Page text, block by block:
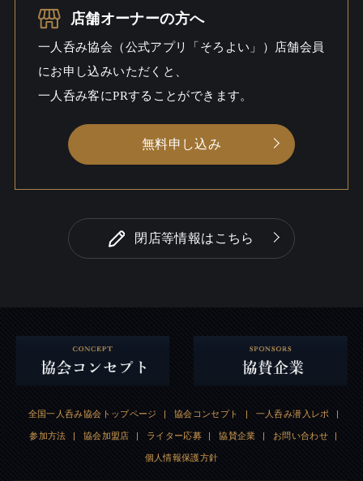
一人呑み
しっとり / 料理充実
店舗オーナーの方へ
一人呑み協会（公式アプリ「そろよい」）店舗会員
にお申し込みいただくと、
一人呑み客にPRすることができます。
無料申し込み
閉店等情報はこちら
全国一人呑み協会トップページ | 協会コンセプト | 一人呑み潜入レポ |
参加方法 | 協会加盟店 | ライター応募 | 協賛企業 | お問い合わせ |
個人情報保護方針